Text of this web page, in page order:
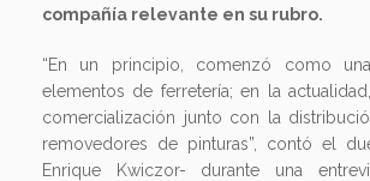
compañía relevante en su rubro.
“En un principio, comenzó como
elementos de ferretería; en la
comercialización junto con la
removedores de pinturas”, contó el
Enrique Kwiczor- durante una